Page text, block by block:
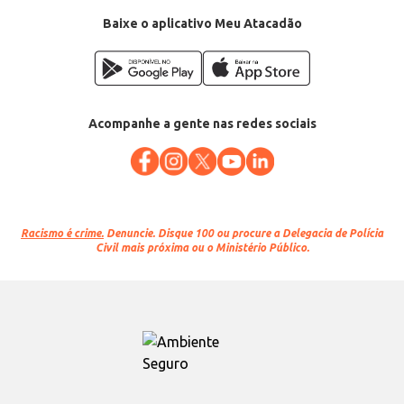
Baixe o aplicativo Meu Atacadão
Acompanhe a gente nas redes sociais
Racismo é crime. Denuncie. Disque 100 ou procure a Delegacia de Polícia
Civil mais próxima ou o Ministério Público.